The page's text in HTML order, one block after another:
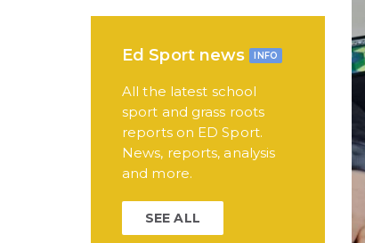
Ed Sport news INFO
All the latest school
sport and grass roots
reports on ED Sport.
News, reports, analysis
and more.
SEE ALL